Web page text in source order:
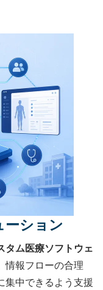
ション
タム医療ソフトウェ
情報フローの合理
中できるよう支援